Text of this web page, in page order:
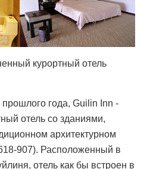
курортный отель
года, Guilin Inn -
отель со зданиями,
архитектурном
907). Расположенный в
отель как бы встроен в